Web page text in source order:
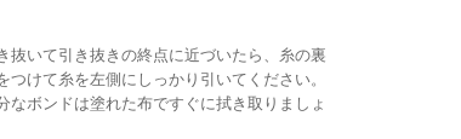
抜いて引き抜きの終点に近づいたら、糸の裏
つけて糸を左側にしっかり引いてください。
なボンドは塗れた布ですぐに拭き取りましょ